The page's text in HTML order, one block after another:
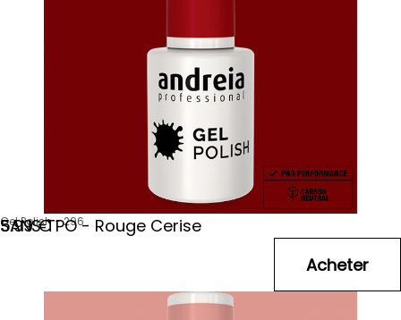
Gel Polish - 296
SANS TPO - Rouge Cerise
5.99 €